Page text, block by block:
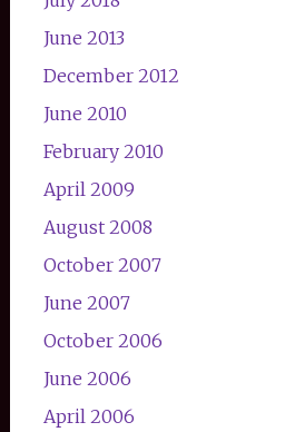
June 2013
December 2012
June 2010
February 2010
April 2009
August 2008
October 2007
June 2007
October 2006
June 2006
April 2006